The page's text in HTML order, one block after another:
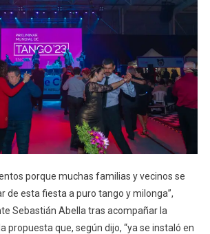
porque muchas familias y vecinos se
de esta fiesta a puro tango y milonga”,
Sebastián Abella tras acompañar la
propuesta que, según dijo, “ya se instaló en